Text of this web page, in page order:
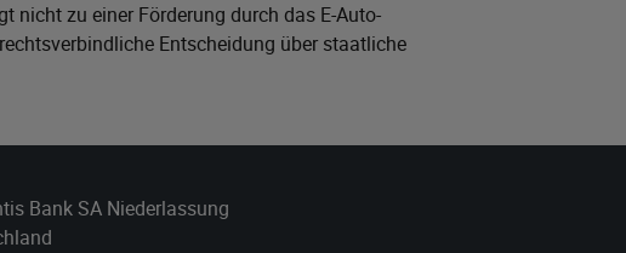
nicht zu einer Förderung durch das E-Auto-
Entscheidung über staatliche
Bank SA Niederlassung